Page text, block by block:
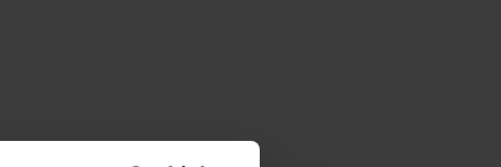
(TBR) en digestaat-